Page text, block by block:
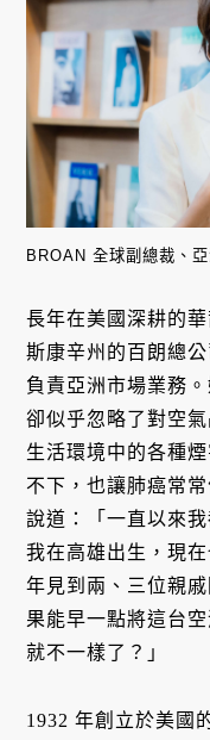
BROAN 全球副總裁、
長年在美國深耕的
斯康辛州的百朗總
負責亞洲市場業務
卻似乎忽略了對空
生活環境中的各種
不下，也讓肺癌常
說道：「一直以來
我在高雄出生，現
年見到兩、三位親
果能早一點將這台
就不一樣了？」
1932 年創立於美國